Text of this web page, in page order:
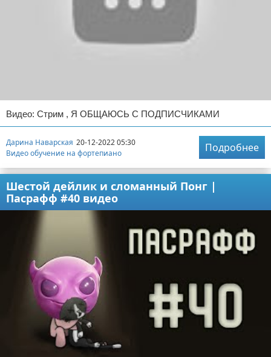
Видео: Стрим , Я ОБЩАЮСЬ С ПОДПИСЧИКАМИ
Дарина Наварская 20-12-2022 05:30
Видео обучение на фортепиано
Подробнее
Шестой дейлик и сломанный Понг |
Пасрафф #40 видео